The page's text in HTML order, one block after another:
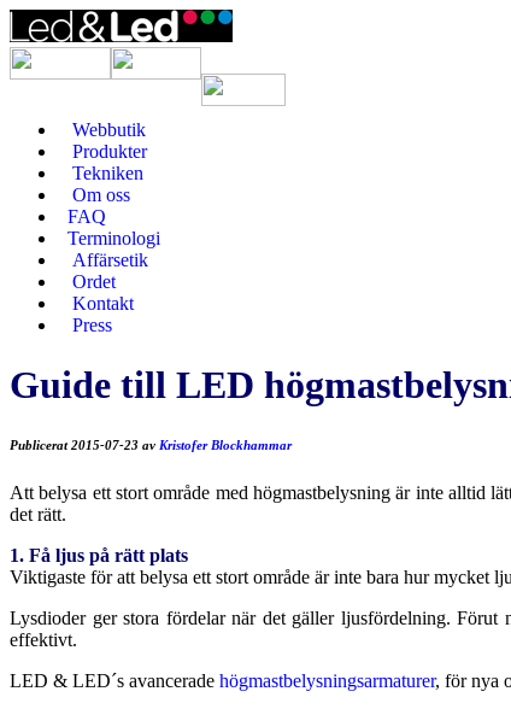
Webbutik
Produkter
Tekniken
Om oss
FAQ
Terminologi
Affärsetik
Ordet
Kontakt
Press
Guide till LED
Publicerat2015-07-23 av Kristofer Blockhammar
Att belysa ett stort område med högmastbelysning är inte alltid
det rätt.
1. Få ljus på rätt plats
Viktigaste för att belysa ett stort område är inte bara hur mycket
Lysdioder ger stora fördelar när det gäller ljusfördelning.
effektivt.
LED & LED´s avancerade högmastbelysningsarmaturer, för nya